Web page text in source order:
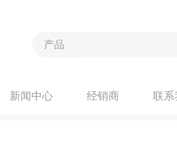
新闻中心 经销商 联系